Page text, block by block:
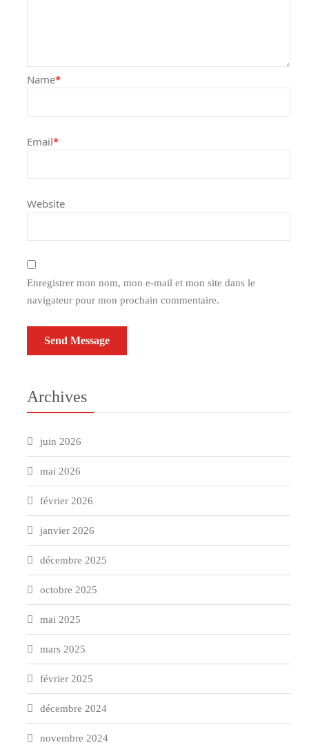
Name*
Email*
Website
Enregistrer mon nom, mon e-mail et mon site dans le
navigateur pour mon prochain commentaire.
Archives
juin 2026
mai 2026
février 2026
janvier 2026
décembre 2025
octobre 2025
mai 2025
mars 2025
février 2025
décembre 2024
novembre 2024